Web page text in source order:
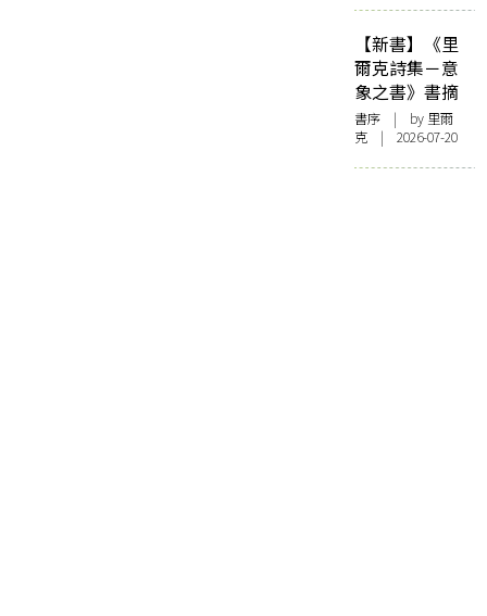
【新書】《里
爾克詩集－意
象之書》書摘
書序 | by 里爾
克 | 2026-07-20